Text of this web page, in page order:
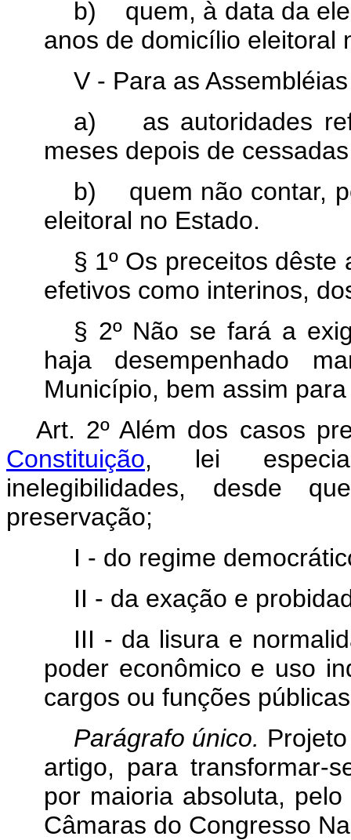
b) quem, à data da
anos de domicílio eleitoral
V - Para as
a) as autoridades
meses depois de
b) quem não contar,
eleitoral no Estado.
§ 1º Os preceitos
efetivos como interinos,
§ 2º Não se fará a
haja desempenhado
Município, bem assim
Art. 2º Além dos casos
Constituição, lei
inelegibilidades, desde
preservação;
I - do regime
II - da exação e
III - da lisura e
poder econômico e uso
cargos ou funções
Parágrafo único.
artigo, para transformar-
por maioria absoluta,
Câmaras do Congresso